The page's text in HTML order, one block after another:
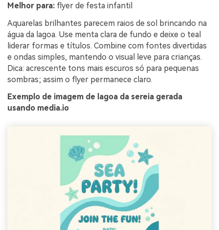
Melhor para: flyer de festa infantil
Aquarelas brilhantes parecem raios de sol brincando na
água da lagoa. Use menta clara de fundo e deixe o teal
liderar formas e títulos. Combine com fontes divertidas
e ondas simples, mantendo o visual leve para crianças.
Dica: acrescente tons mais escuros só para pequenas
sombras; assim o flyer permanece claro.
Exemplo de imagem de lagoa da sereia gerada
usando media.io